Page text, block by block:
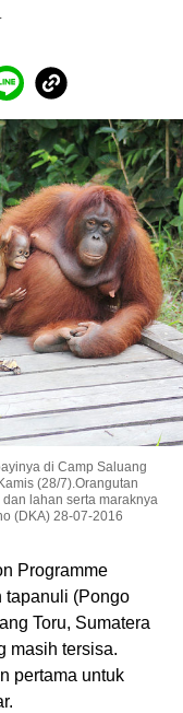
di Camp Saluang
(28/7).Orangutan
lahan serta maraknya
(DKA) 28-07-2016
Programme
tapanuli (Pongo
Toru, Sumatera
masih tersisa.
pertama untuk